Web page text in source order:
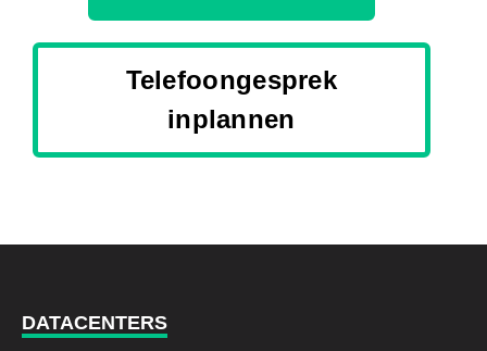
Telefoongesprek
inplannen
DATACENTERS